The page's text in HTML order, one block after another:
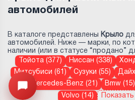
Узнайте цену запчасти ->
автомобилей
В каталоге представлены Крыло
автомобилей. Ниже — марки, по
наличии (или в статусе “продано”
Тойота (377)
Ниссан (338)
Митсубиси (61)
Сузуки (55)
Mercedes-Benz (21)
Bmw (15)
Volvo (14)